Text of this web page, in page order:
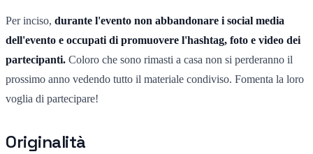
Per inciso, durante l'evento non abbandonare i social media
dell'evento e occupati di promuovere l'hashtag, foto e video dei
partecipanti. Coloro che sono rimasti a casa non si perderanno il
prossimo anno vedendo tutto il materiale condiviso. Fomenta la loro
voglia di partecipare!
Originalità